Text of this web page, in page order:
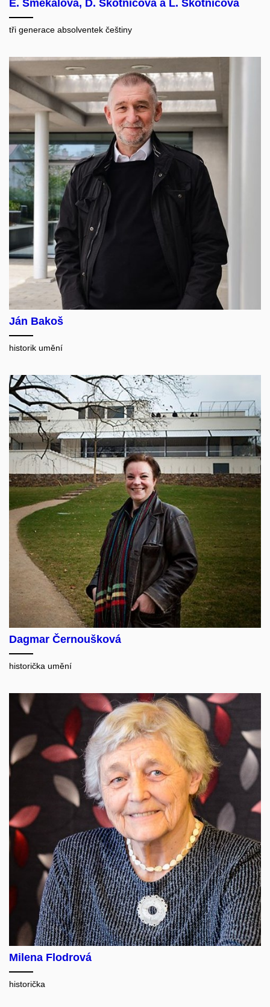
E. Smékalová, D. Skotnicová a L. Skotnicová
tři generace absolventek češtiny
Ján Bakoš
historik umění
Dagmar Černoušková
historička umění
Milena Flodrová
historička